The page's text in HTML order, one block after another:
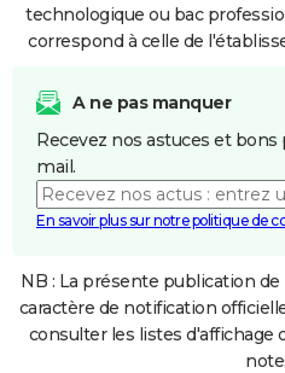
technologique ou bac
correspond à celle de
A ne pas manquer
Recevez nos astuces et
mail.
En savoir plus sur notre politique de
NB : La présente publication
caractère de notification
consulter les listes d'affichage